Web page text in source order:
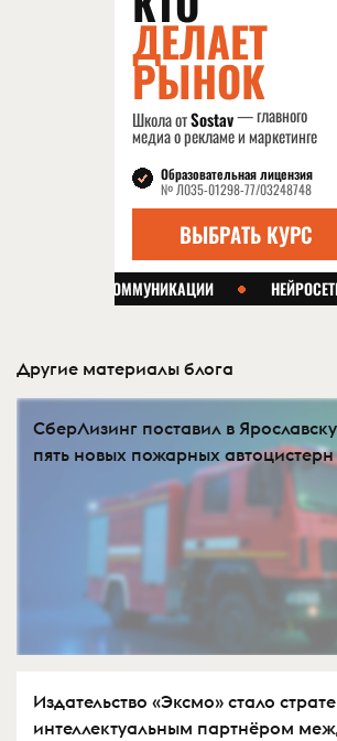
Другие материалы блога
СберЛизинг поставил в
пять новых пожарных автоцистерн
Издательство «Эксмо» стало
интеллектуальным партнёром